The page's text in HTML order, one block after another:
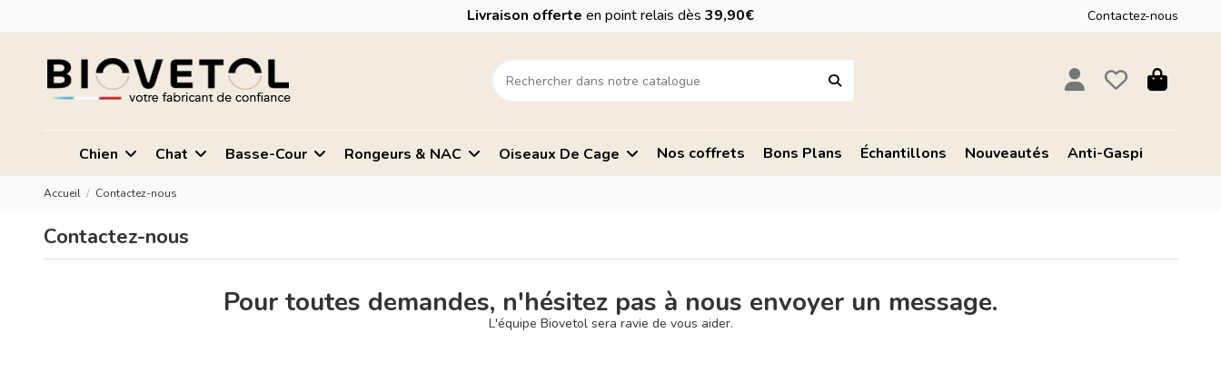
Livraison offerte en point relais dès 39,90€ Contactez-nous
Chien Chat Basse-Cour Rongeurs & NAC Oiseaux De Cage Nos coffrets Bons Plans Échantillons Nouveautés Anti-Gaspi
Accueil Contactez-nous
Contactez-nous
Pour toutes demandes, n'hésitez pas à nous envoyer un message.
L'équipe Biovetol sera ravie de vous aider.